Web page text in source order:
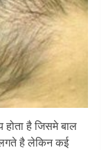
है जिसमे बाल
है लेकिन कई